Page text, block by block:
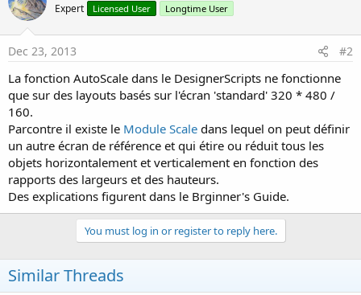
Expert Licensed User Longtime User
Dec 23, 2013 #2
La fonction AutoScale dans le DesignerScripts ne fonctionne
que sur des layouts basés sur l'écran 'standard' 320 * 480 /
160.
Parcontre il existe le Module Scale dans lequel on peut définir
un autre écran de référence et qui étire ou réduit tous les
objets horizontalement et verticalement en fonction des
rapports des largeurs et des hauteurs.
Des explications figurent dans le Brginner's Guide.
You must log in or register to reply here.
Similar Threads